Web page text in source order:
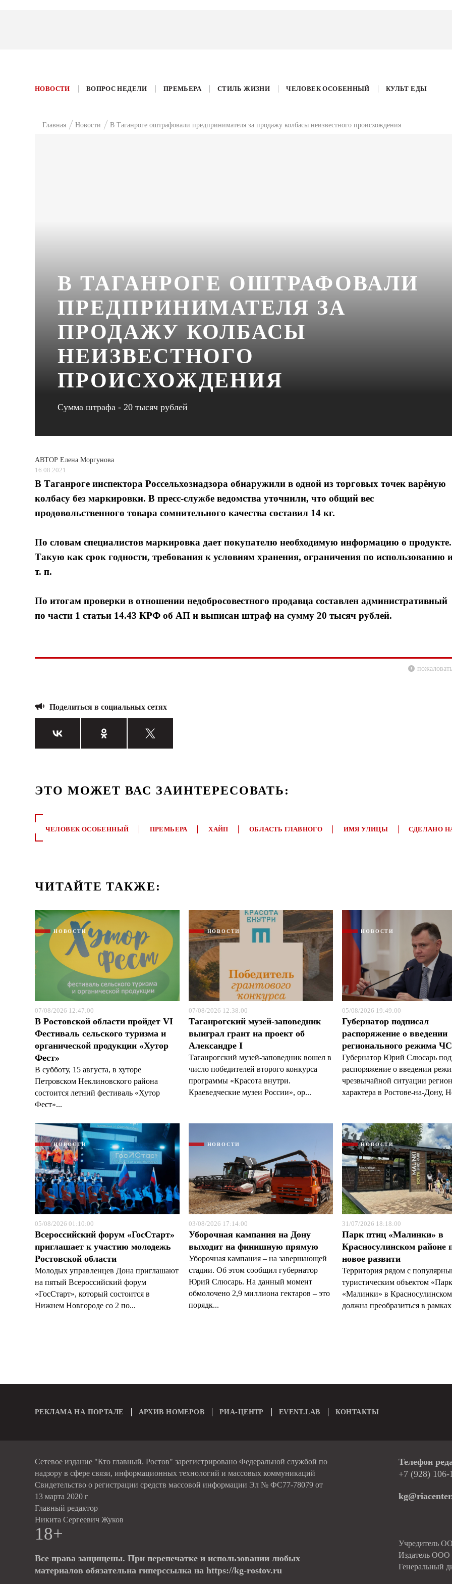
НОВОСТИ ВОПРОС НЕДЕЛИ ПРЕМЬЕРА СТИЛЬ ЖИЗНИ ЧЕЛОВЕК ОСОБЕННЫЙ КУЛЬТ ЕДЫ
Главная Новости В Таганроге оштрафовали предпринимателя за продажу колбасы неизвестного происхождения
В ТАГАНРОГЕ ОШТРАФОВАЛИ
ПРЕДПРИНИМАТЕЛЯ ЗА
ПРОДАЖУ КОЛБАСЫ
НЕИЗВЕСТНОГО
ПРОИСХОЖДЕНИЯ
Сумма штрафа - 20 тысяч рублей
АВТОР Елена Моргунова
16.08.2021
В Таганроге инспектора Россельхознадзора обнаружили в одной из торговых точек варёную
колбасу без маркировки. В пресс-службе ведомства уточнили, что общий вес
продовольственного товара сомнительного качества составил 14 кг.
По словам специалистов маркировка дает покупателю необходимую информацию о продукте.
Такую как срок годности, требования к условиям хранения, ограничения по использованию
т. п.
По итогам проверки в отношении недобросовестного продавца составлен административный
по части 1 статьи 14.43 КРФ об АП и выписан штраф на сумму 20 тысяч рублей.
Поделиться в социальных сетях
ЭТО МОЖЕТ ВАС ЗАИНТЕРЕСОВАТЬ:
ЧЕЛОВЕК ОСОБЕННЫЙ ПРЕМЬЕРА ХАЙП ОБЛАСТЬ ГЛАВНОГО ИМЯ УЛИЦЫ СДЕЛАНО
ЧИТАЙТЕ ТАКЖЕ:
НОВОСТИ
07/08/2026 12:47:00
В Ростовской области пройдет VI
Фестиваль сельского туризма и
органической продукции «Хутор
Фест»
В субботу, 15 августа, в хуторе
Петровском Неклиновского района
состоится летний фестиваль «Хутор
Фест»...
НОВОСТИ
07/08/2026 12:38:00
Таганрогский музей-заповедник
выиграл грант на проект об
Александре I
Таганрогский музей-заповедник вошел в
число победителей второго конкурса
программы «Красота внутри.
Краеведческие музеи России», ор...
НОВОСТИ
05/08/2026 19:49:00
Губернатор подписал
распоряжение о введении
регионального режима ЧС
Губернатор Юрий Слюсарь
распоряжение о введении
чрезвычайной ситуации
характера в Ростове-на-Дону,
НОВОСТИ
05/08/2026 01:10:00
Всероссийский форум «ГосСтарт»
приглашает к участию молодежь
Ростовской области
Молодых управленцев Дона приглашают
на пятый Всероссийский форум
«ГосСтарт», который состоится в
Нижнем Новгороде со 2 по...
НОВОСТИ
03/08/2026 17:14:00
Уборочная кампания на Дону
выходит на финишную прямую
Уборочная кампания – на завершающей
стадии. Об этом сообщил губернатор
Юрий Слюсарь. На данный момент
обмолочено 2,9 миллиона гектаров – это
порядк...
НОВОСТИ
31/07/2026 18:18:00
Парк птиц «Малинки» в
Красносулинском районе
новое развити
Территория рядом с
туристическим объектом
«Малинки» в
должна преобразиться в
РЕКЛАМА НА ПОРТАЛЕ АРХИВ НОМЕРОВ РИА-ЦЕНТР EVENT.LAB КОНТАКТЫ
Сетевое издание "Кто главный. Ростов" зарегистрировано Федеральной службой по
надзору в сфере связи, информационных технологий и массовых коммуникаций
Свидетельство о регистрации средств массовой информации Эл № ФС77-78079 от
13 марта 2020 г
Главный редактор
Никита Сергеевич Жуков
18+
Все права защищены. При перепечатке и использовании любых
материалов обязательна гиперссылка на https://kg-rostov.ru
Телефон
+7 (928) 106-
Учредитель
Издатель
Генеральный